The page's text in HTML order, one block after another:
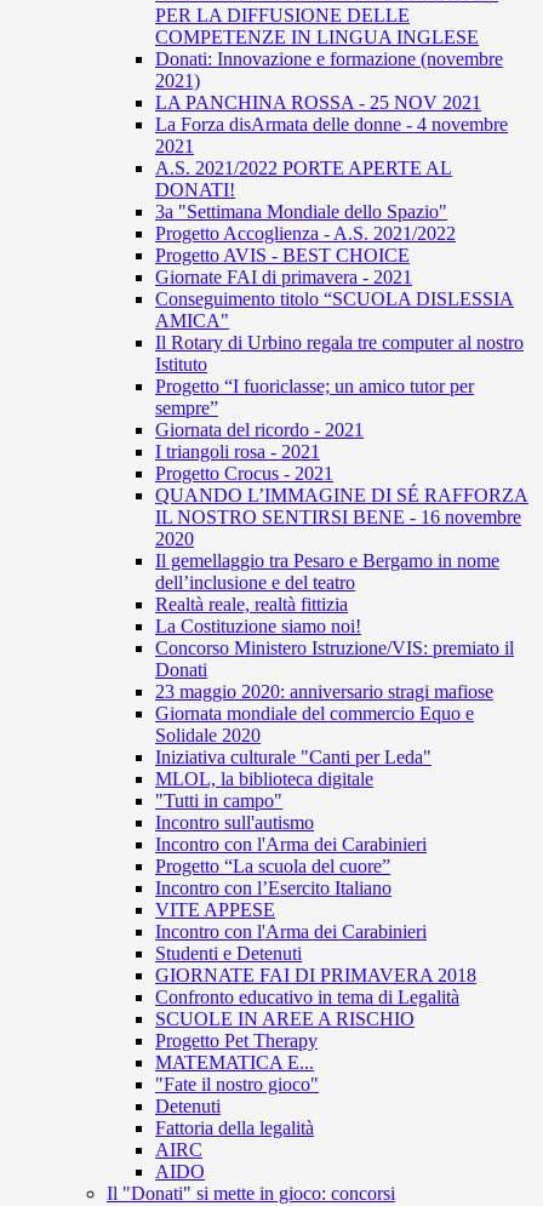
PER LA DIFFUSIONE DELLE
COMPETENZE IN LINGUA INGLESE
Donati: Innovazione e formazione (novembre
2021)
LA PANCHINA ROSSA - 25 NOV 2021
La Forza disArmata delle donne - 4 novembre
2021
A.S. 2021/2022 PORTE APERTE AL
DONATI!
3a "Settimana Mondiale dello Spazio"
Progetto Accoglienza - A.S. 2021/2022
Progetto AVIS - BEST CHOICE
Giornate FAI di primavera - 2021
Conseguimento titolo “SCUOLA DISLESSIA
AMICA"
Il Rotary di Urbino regala tre computer al nostro
Istituto
Progetto “I fuoriclasse; un amico tutor per
sempre”
Giornata del ricordo - 2021
I triangoli rosa - 2021
Progetto Crocus - 2021
QUANDO L’IMMAGINE DI SÉ RAFFORZA
IL NOSTRO SENTIRSI BENE - 16 novembre
2020
Il gemellaggio tra Pesaro e Bergamo in nome
dell’inclusione e del teatro
Realtà reale, realtà fittizia
La Costituzione siamo noi!
Concorso Ministero Istruzione/VIS: premiato il
Donati
23 maggio 2020: anniversario stragi mafiose
Giornata mondiale del commercio Equo e
Solidale 2020
Iniziativa culturale "Canti per Leda"
MLOL, la biblioteca digitale
"Tutti in campo"
Incontro sull'autismo
Incontro con l'Arma dei Carabinieri
Progetto “La scuola del cuore”
Incontro con l’Esercito Italiano
VITE APPESE
Incontro con l'Arma dei Carabinieri
Studenti e Detenuti
GIORNATE FAI DI PRIMAVERA 2018
Confronto educativo in tema di Legalità
SCUOLE IN AREE A RISCHIO
Progetto Pet Therapy
MATEMATICA E...
"Fate il nostro gioco"
Detenuti
Fattoria della legalità
AIRC
AIDO
Il "Donati" si mette in gioco: concorsi